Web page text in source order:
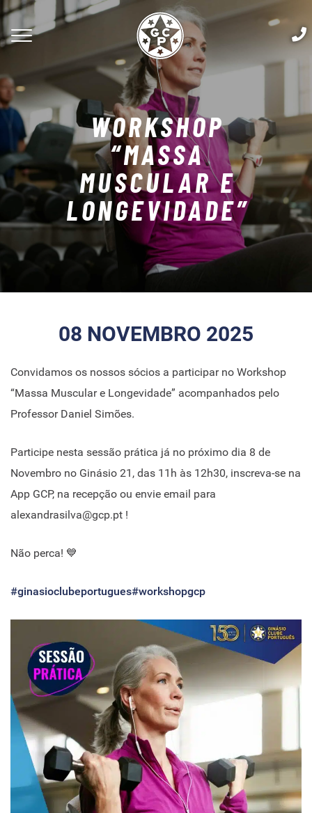
WORKSHOP
“MASSA
MUSCULAR E
LONGEVIDADE”
08 NOVEMBRO 2025
Convidamos os nossos sócios a participar no Workshop
“Massa Muscular e Longevidade” acompanhados pelo
Professor Daniel Simões.
Participe nesta sessão prática já no próximo dia 8 de
Novembro no Ginásio 21, das 11h às 12h30, inscreva-se na
App GCP, na recepção ou envie email para
alexandrasilva@gcp.pt !
Não perca! 💙
#ginasioclubeportugues#workshopgcp